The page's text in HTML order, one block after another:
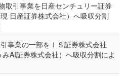
取引事業を日産センチュリー証券
日産証券株式会社）へ吸収分割
事業の一部をＩＳ証券株式会社
みAI証券株式会社）へ吸収分割によ